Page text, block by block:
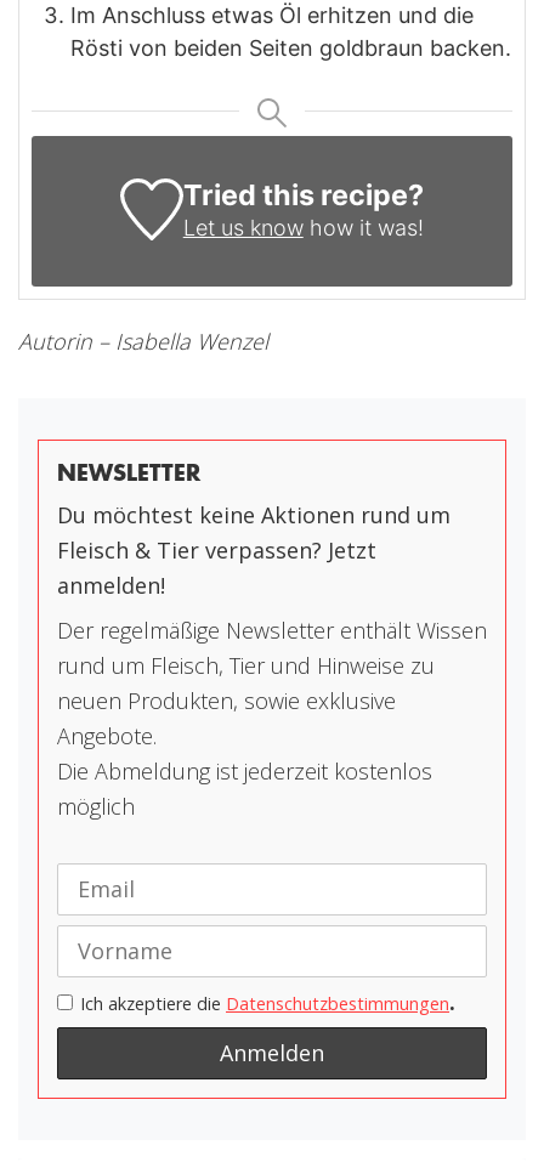
Im Anschluss etwas Öl erhitzen und die
Rösti von beiden Seiten goldbraun backen.
Tried this recipe?
Let us knowhow it was!
Autorin – Isabella Wenzel
NEWSLETTER
Du möchtest keine Aktionen rund um
Fleisch & Tier verpassen? Jetzt
anmelden!
Der regelmäßige Newsletter enthält Wissen
rund um Fleisch, Tier und Hinweise zu
neuen Produkten, sowie exklusive
Angebote.
Die Abmeldung ist jederzeit kostenlos
möglich
Ich akzeptiere die Datenschutzbestimmungen.